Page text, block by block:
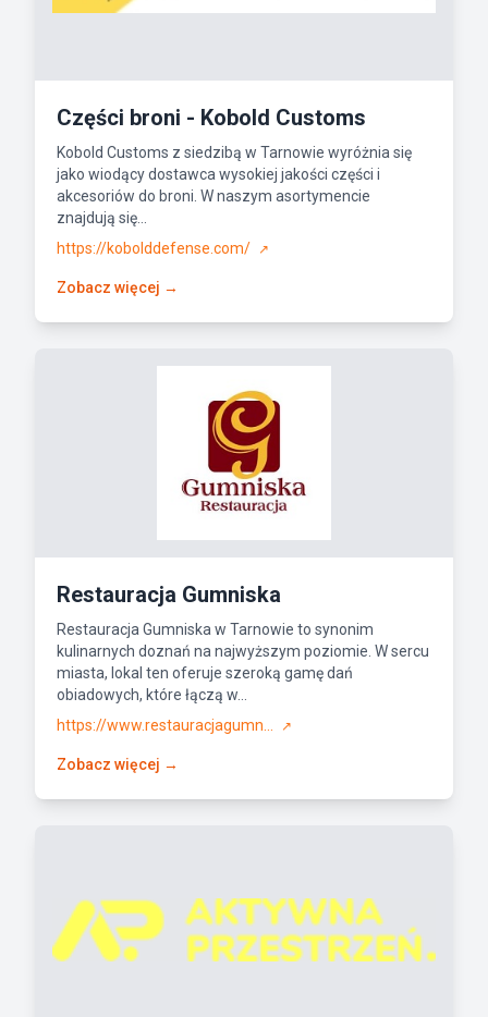
Części broni - Kobold Customs
Kobold Customs z siedzibą w Tarnowie wyróżnia się
jako wiodący dostawca wysokiej jakości części i
akcesoriów do broni. W naszym asortymencie
znajdują się...
https://kobolddefense.com/
↗
Zobacz więcej →
Restauracja Gumniska
Restauracja Gumniska w Tarnowie to synonim
kulinarnych doznań na najwyższym poziomie. W sercu
miasta, lokal ten oferuje szeroką gamę dań
obiadowych, które łączą w...
https://www.restauracjagumn...
↗
Zobacz więcej →